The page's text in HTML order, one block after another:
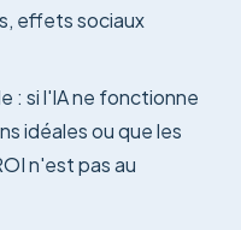
effets sociaux
: si l'IA ne fonctionne
idéales ou que les
n'est pas au